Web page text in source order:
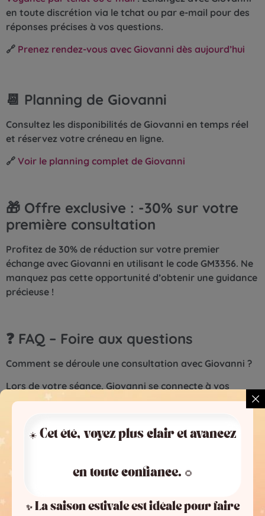
en toute discrétion via le tchat ou par e-mail pour des
réponses précises à vos questions.
🔗 Prenez rendez-vous avec Giovanni dès aujourd’hui
📆 Planning de Giovanni
Consultez les disponibilités de Giovanni en temps réel
et réservez votre créneau en ligne.
🔗 Voir le planning complet de Giovanni
🎁 Offre exclusive : -30% sur votre
première consultation
Profitez de 30% de réduction sur votre premier
échange avec Giovanni en utilisant le code GM3356. Ne
manquez pas cette opportunité d’obtenir une guidance
précieuse !
❓ FAQ – Foire aux questions
Comment se déroule une consultation avec Giovanni ?
Lors de votre séance, Giovanni se connecte à vos
énergies à travers la vibration de votre voix et utilise
consultation est personnalisée pour répondre au mieux
à vos préoccupations.
Quels sujets peut-il aborder ?
compris l’amour, le travail, les finances, la famille ou
☀️ Cet été, voyez plus clair et avancez
en toute confiance. 🌻
✨ La saison estivale est idéale pour faire